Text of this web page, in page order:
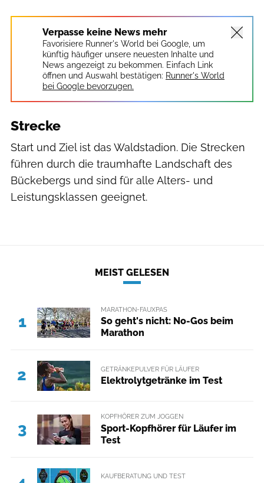
Verpasse keine News mehr
Favorisiere Runner's World bei Google, um
künftig häufiger unsere neuesten Inhalte und
News angezeigt zu bekommen. Einfach Link
öffnen und Auswahl bestätigen: Runner's World
bei Google bevorzugen.
Strecke
Start und Ziel ist das Waldstadion. Die Strecken
führen durch die traumhafte Landschaft des
Bückebergs und sind für alle Alters- und
Leistungsklassen geeignet.
MEIST GELESEN
1
MARATHON-FAUXPAS
So geht's nicht: No-Gos beim
Marathon
2 GETRÄNKEPULVER FÜR LÄUFER
Elektrolytgetränke im Test
3
KOPFHÖRER ZUM JOGGEN
Sport-Kopfhörer für Läufer im
Test
KAUFBERATUNG UND TEST